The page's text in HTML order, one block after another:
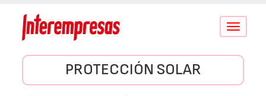
Conmutar
PROTECCIÓN SOLAR